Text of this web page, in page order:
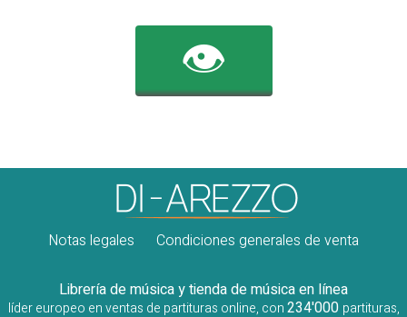
👁️
Notas legales Condiciones generales de venta
Librería de música y tienda de música en línea
líder europeo en ventas de partituras online, con234'000 partituras,